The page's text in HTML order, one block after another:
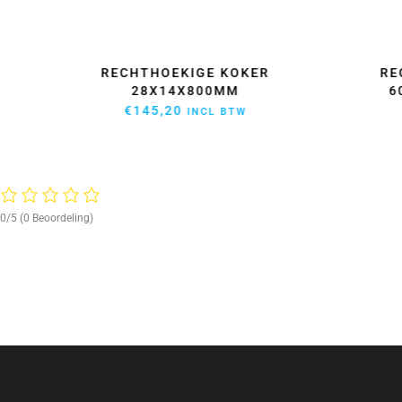
RECHTHOEKIGE KOKER
60,3×119,6X2000MM
€817,96 INCL BTW
0/5 (0 Beoordeling)